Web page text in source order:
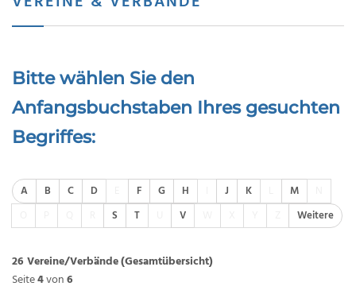
Bitte wählen Sie den
Anfangsbuchstaben Ihres gesuchten
Begriffes:
A B C D F G H J K M
S T V Weitere
26 Vereine/Verbände(Gesamtübersicht)
Seite4von6